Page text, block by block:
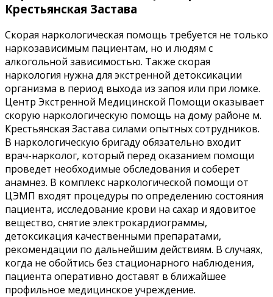
Крестьянская Застава
Скорая наркологическая помощь требуется не только
наркозависимым пациентам, но и людям с
алкогольной зависимостью. Также скорая
наркология нужна для экстренной детоксикации
организма в период выхода из запоя или при ломке.
Центр Экстренной Медицинской Помощи оказывает
скорую наркологическую помощь на дому районе м.
Крестьянская Застава силами опытных сотрудников.
В наркологическую бригаду обязательно входит
врач-нарколог, который перед оказанием помощи
проведет необходимые обследования и соберет
анамнез. В комплекс наркологической помощи от
ЦЭМП входят процедуры по определению состояния
пациента, исследование крови на сахар и ядовитое
вещество, снятие электрокардиограммы,
детоксикация качественными препаратами,
рекомендации по дальнейшим действиям. В случаях,
когда не обойтись без стационарного наблюдения,
пациента оперативно доставят в ближайшее
профильное медицинское учреждение.